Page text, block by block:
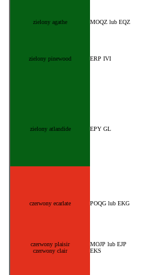
zielony agathe
MOQZ lub EQZ
zielony pinewood ERP IVI
zielony atlandide EPY GL
czerwony ecarlate POQG lub EKG
czerwony plaisir
MOJP lub EJP
czerwony clair EKS